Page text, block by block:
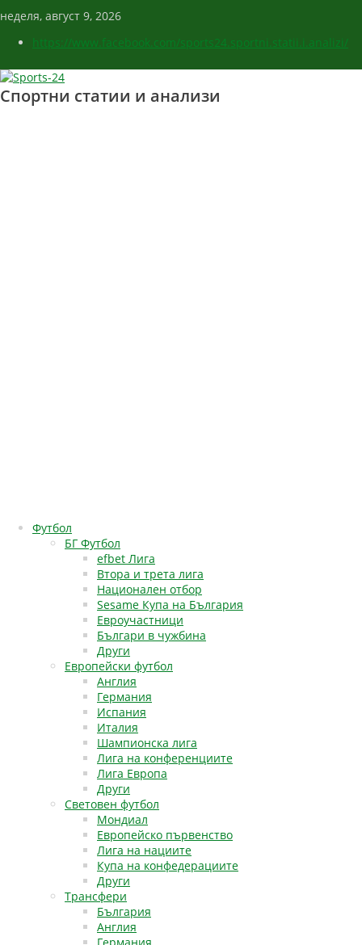
неделя, август 9, 2026
https://www.facebook.com/sports24.sportni.statii.i.analizi/
Спортни статии и анализи
Футбол
БГ Футбол
efbet Лига
Втора и трета лига
Национален отбор
Sesame Купа на България
Евроучастници
Българи в чужбина
Други
Европейски футбол
Англия
Германия
Испания
Италия
Шампионска лига
Лига на конференциите
Лига Европа
Други
Световен футбол
Мондиал
Европейско първенство
Лига на нациите
Купа на конфедерациите
Други
Трансфери
България
Англия